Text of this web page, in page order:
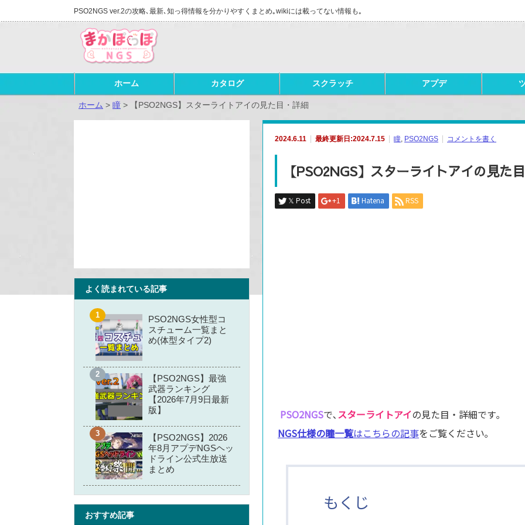
PSO2NGS ver.2の攻略､最新､知っ得情報を分かりやすくまとめ｡wikiには載ってない情報も｡
ホーム カタログ スクラッチ アプデ
ホーム > 瞳 > 【PSO2NGS】スターライトアイの見た目・詳細
2024.6.11 最終更新日:2024.7.15 瞳, PSO2NGS コメントを書く
【PSO2NGS】スターライトアイの見た
𝕏 Post +1 Hatena RSS
PSO2NGSで､スターライトアイの見た目・詳細です｡
NGS仕様の瞳一覧はこちらの記事をご覧ください｡
もくじ
よく読まれている記事
PSO2NGS女性型コ
スチューム一覧まと
め(体型タイプ2)
【PSO2NGS】最強
武器ランキング
【2026年7月9日最新
版】
【PSO2NGS】2026
年8月アプデNGSヘッ
ドライン公式生放送
まとめ
おすすめ記事